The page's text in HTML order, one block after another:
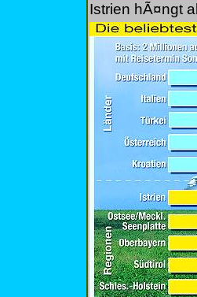
Istrien hÃ¤ngt